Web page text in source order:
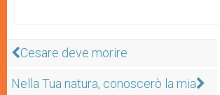
Cesare deve morire
Nella Tua natura, conoscerò la mia